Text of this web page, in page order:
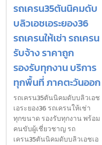
รถเครน35ตันนิคมดับ
บลิวเอชเอระยอง36
รถเครนให้เช่า รถเครน
รับจ้าง ราคาถูก
รองรับทุกงาน บริการ
ทุกพื้นที่ ภาคตะวันออก
รถเครน35ตันนิคมดับบลิวเอช
เอระยอง36 รถเครนให้เช่า
ทุกขนาด รองรับทุกงาน พร้อม
คนขับผู้เชี่ยวชาญ รถ
เครน35ตันนิคมดับบลิวเอชเอ